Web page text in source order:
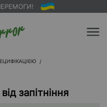
запітніння